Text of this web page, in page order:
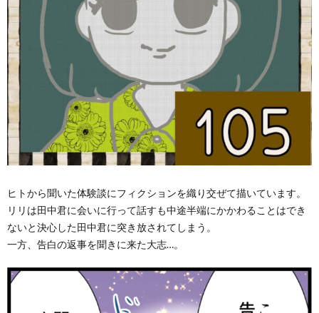
ヒトから聞いた体験談にフィクションを織り交ぜて描いています。
リリは田中君に会いに行って話すも中途半端にかかわることはでき
ないと決心した田中君に突き放されてしまう。
一方、告白の返事を聞きに来た大志…。